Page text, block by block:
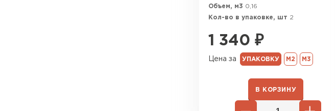
Объем, м3 0,16
Кол-во в упаковке, шт 2
1 340 ₽
Цена за УПАКОВКУ М2 М3
В КОРЗИНУ